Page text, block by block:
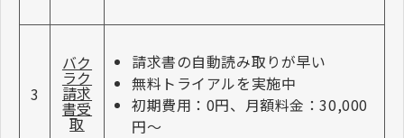
3
バク
ラク
請求
書受
取
請求書の自動読み取りが早い
無料トライアルを実施中
初期費用：0円、月額料金：30,000
円〜